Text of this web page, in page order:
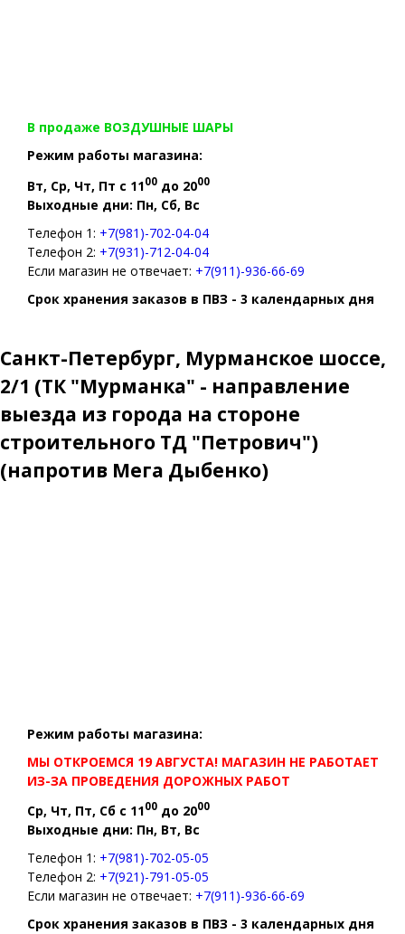
В продаже ВОЗДУШНЫЕ ШАРЫ
Режим работы магазина:
Вт, Ср, Чт, Пт с 1100 до 2000
Выходные дни: Пн, Сб, Вс
Телефон 1: +7(981)-702-04-04
Телефон 2: +7(931)-712-04-04
Если магазин не отвечает: +7(911)-936-66-69
Срок хранения заказов в ПВЗ - 3 календарных дня
Санкт-Петербург, Мурманское шоссе,
2/1 (ТК "Мурманка" - направление
выезда из города на стороне
строительного ТД "Петрович")
(напротив Мега Дыбенко)
Режим работы магазина:
МЫ ОТКРОЕМСЯ 19 АВГУСТА! МАГАЗИН НЕ РАБОТАЕТ
ИЗ-ЗА ПРОВЕДЕНИЯ ДОРОЖНЫХ РАБОТ
Ср, Чт, Пт, Сб с 1100 до 2000
Выходные дни: Пн, Вт, Вс
Телефон 1: +7(981)-702-05-05
Телефон 2: +7(921)-791-05-05
Если магазин не отвечает: +7(911)-936-66-69
Срок хранения заказов в ПВЗ - 3 календарных дня